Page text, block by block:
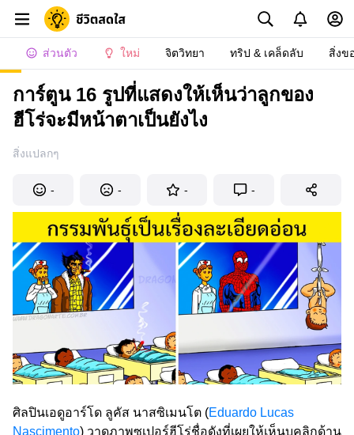
ส่วนตัว ใหม่ จิตวิทยา ทริป & เคล็ดลับ สิ่งข
การ์ตูน 16 รูปที่แสดงให้เห็นว่าลูกของ
ฮีโร่จะมีหน้าตาเป็นยังไง
สิ่งแปลกๆ
- - - -
ศิลปินเอดูอาร์โด ลูคัส นาสซิเมนโต (Eduardo Lucas
Nascimento) วาดภาพซูเปอร์ฮีโร่ชื่อดังที่เผยให้เห็นบุคลิกด้าน